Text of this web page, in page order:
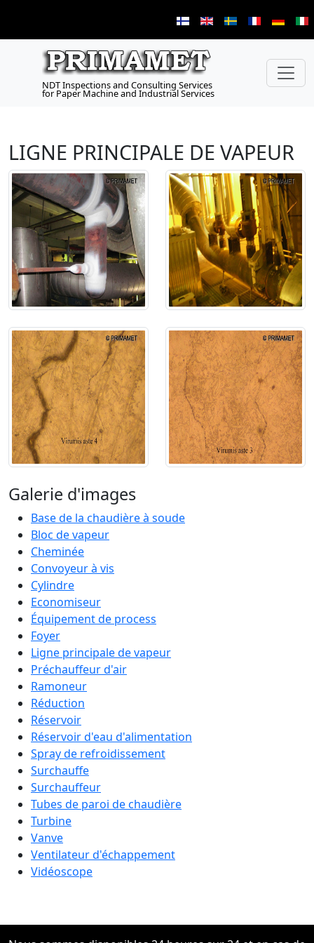
NDT Inspections and Consulting Services
for Paper Machine and Industrial Services
LIGNE PRINCIPALE DE VAPEUR
Galerie d'images
Base de la chaudière à soude
Bloc de vapeur
Cheminée
Convoyeur à vis
Cylindre
Economiseur
Équipement de process
Foyer
Ligne principale de vapeur
Préchauffeur d'air
Ramoneur
Réduction
Réservoir
Réservoir d'eau d'alimentation
Spray de refroidissement
Surchauffe
Surchauffeur
Tubes de paroi de chaudière
Turbine
Vanve
Ventilateur d'échappement
Vidéoscope